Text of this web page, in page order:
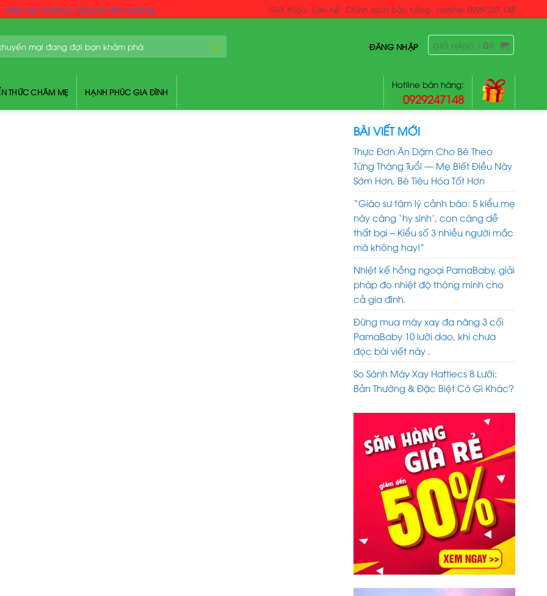
, Máy xay Hattiecs, Sữa bột dinh dưỡng,... Giới thiệu Liên hệ Chính sách bán hàng Hotline: 0929.247.148
ĐĂNG NHẬP GIỎ HÀNG / 0₫
THỨC CHĂM MẸ HẠNH PHÚC GIA ĐÌNH
Hotline bán hàng:
0929247148
BÀI VIẾT MỚI
Thực Đơn Ăn Dặm Cho Bé Theo
Từng Tháng Tuổi — Mẹ Biết Điều Này
Sớm Hơn, Bé Tiêu Hóa Tốt Hơn
“Giáo sư tâm lý cảnh báo: 5 kiểu mẹ
này càng ‘hy sinh’, con càng dễ
thất bại – Kiểu số 3 nhiều người mắc
mà không hay!”
Nhiệt kế hồng ngoại PamaBaby, giải
pháp đo nhiệt độ thông minh cho
cả gia đình.
Đừng mua máy xay đa năng 3 cối
PamaBaby 10 lưỡi dao, khi chưa
đọc bài viết này .
So Sánh Máy Xay Hattiecs 8 Lưỡi:
Bản Thường & Đặc Biệt Có Gì Khác?